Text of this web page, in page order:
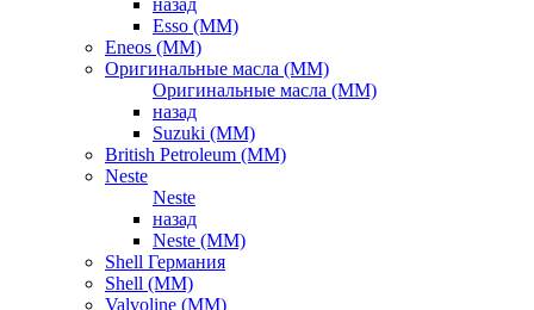
назад
Esso (ММ)
Eneos (ММ)
Оригинальные масла (ММ)
Оригинальные масла (ММ)
назад
Suzuki (ММ)
British Petroleum (ММ)
Neste
Neste
назад
Neste (ММ)
Shell Германия
Shell (ММ)
Valvoline (ММ)